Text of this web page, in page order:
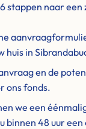
stappen naar een
huis in
en de
ons fonds.
we een
binnen 48 uur